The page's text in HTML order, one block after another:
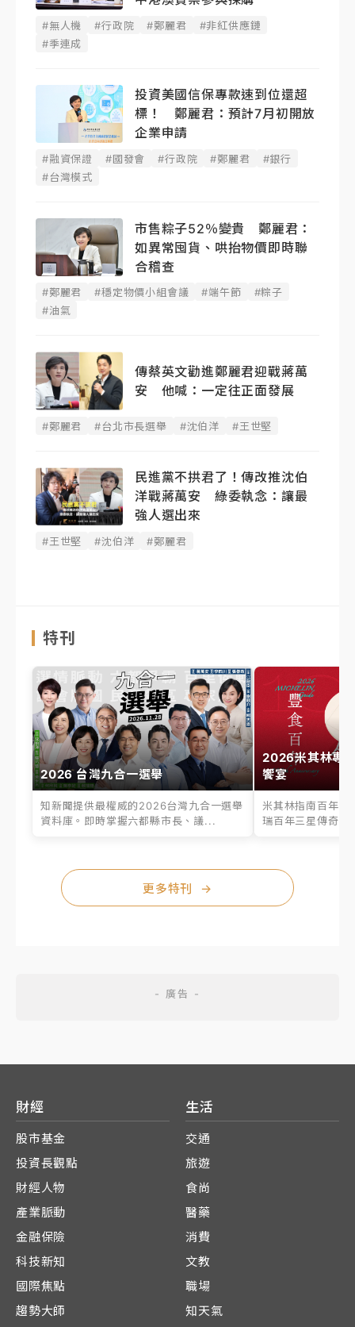
#無人機 #行政院 #鄭麗君
#非紅供應鏈
#季連成
投資美國信保專款速到位還超
標！ 鄭麗君：預計7月初開放
企業申請
#融資保證 #國發會 #行政院 #鄭麗君
#銀行
#台灣模式
市售粽子52％變貴 鄭麗君：
如異常囤貨、哄抬物價即時聯
合稽查
#鄭麗君 #穩定物價小組會議 #端午節
#粽子
#油氣
傳蔡英文勸進鄭麗君迎戰蔣萬
安 他喊：一定往正面發展
#鄭麗君 #台北市長選舉 #沈伯洋 #王世堅
民進黨不拱君了！傳改推沈伯
洋戰蔣萬安 綠委執念：讓最
強人選出來
#王世堅 #沈伯洋 #鄭麗君
特刊
2026 台灣九合一選舉
知新聞提供最權威的2026台灣九合一選舉
資料庫。即時掌握六都縣市長、議...
2026米其林專
饗宴
米其林指南百年之
瑞百年三星傳奇、
更多特刊 →
財經
股市基金
投資長觀點
財經人物
產業脈動
金融保險
科技新知
國際焦點
趨勢大師
生活
交通
旅遊
食尚
醫藥
消費
文教
職場
知天氣